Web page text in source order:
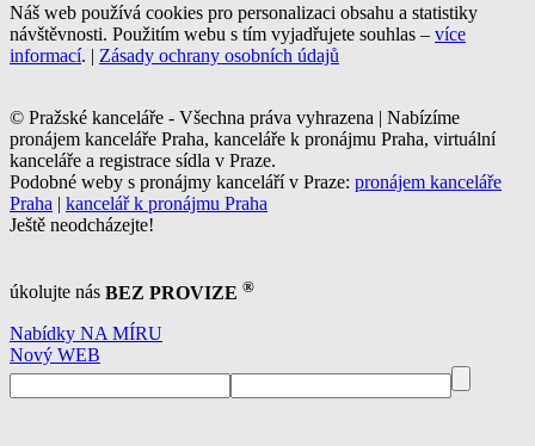
Náš web používá cookies pro personalizaci obsahu a statistiky
návštěvnosti. Použitím webu s tím vyjadřujete souhlas – více
informací. | Zásady ochrany osobních údajů
© Pražské kanceláře - Všechna práva vyhrazena | Nabízíme
pronájem kanceláře Praha, kanceláře k pronájmu Praha, virtuální
kanceláře a registrace sídla v Praze.
Podobné weby s pronájmy kanceláří v Praze: pronájem kanceláře
Praha | kancelář k pronájmu Praha
Ještě neodcházejte!
úkolujte nás BEZ PROVIZE ®
Nabídky NA MÍRU
Nový WEB